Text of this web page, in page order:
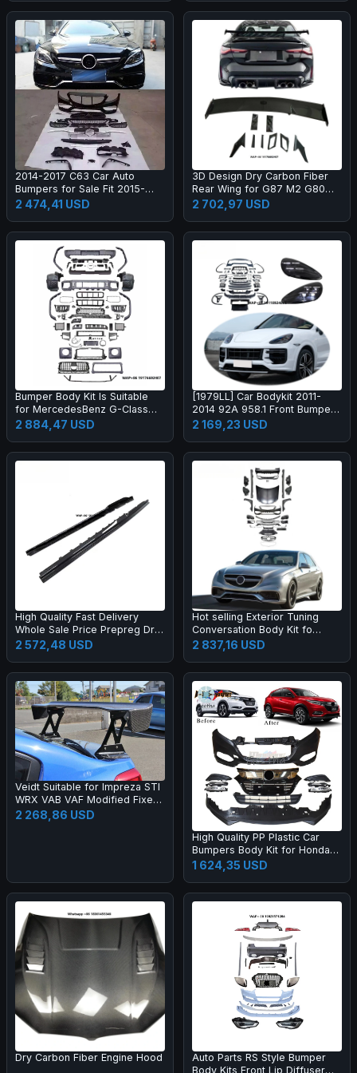
2014-2017 C63 Car Auto
Bumpers for Sale Fit 2015-
2017 New C Class W205 C180
C200l C260l
2 474,41 USD
3D Design Dry Carbon Fiber
Rear Wing for G87 M2 G80
M3 G82 M4 Dry Carbon Fiber
Rear Spoiler High Quality
2 702,97 USD
Bumper Body Kit Is Suitable
for MercedesBenz G-Class
W464 to W465 G63 OLD to
2 884,47 USD
[1979LL] Car Bodykit 2011-
2014 92A 958.1 Front Bumper
Upgrade to 2024 2025 Turbo
GT Style Body Kit for Cayenne
2 169,23 USD
High Quality Fast Delivery
Whole Sale Price Prepreg Dry
Carbon Fiber Performance
Side Skirts for R8 2019-2023
2 572,48 USD
Hot selling Exterior Tuning
Conversation Body Kit fo
2009-2012 Auto Parts Car
2 837,16 USD
Veidt Suitable for Impreza STI
WRX VAB VAF Modified Fixed
Wing EUR Model Carbon Fiber
GT Large Spoiler
2 268,86 USD
High Quality PP Plastic Car
Bumpers Body Kit for Honda
2015 HRV Vezel Upgrade 20
1 624,35 USD
Dry Carbon Fiber Engine Hood
Auto Parts RS Style Bumper
Body Kits Front Lip Diffuser